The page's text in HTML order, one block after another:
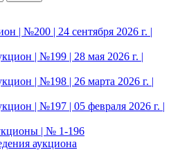
| №200 | 24 сентября 2026 г. |
| №199 | 28 мая 2026 г. |
| №198 | 26 марта 2026 г. |
| №197 | 05 февраля 2026 г. |
| № 1-196
аукциона